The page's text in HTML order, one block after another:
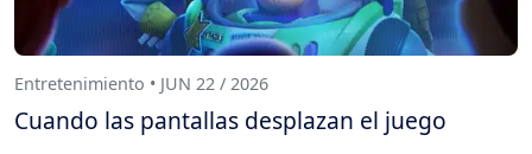
Entretenimiento • JUN 22 / 2026
Cuando las pantallas desplazan el juego